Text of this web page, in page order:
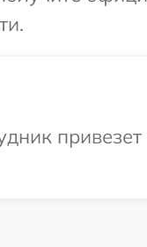
привезет